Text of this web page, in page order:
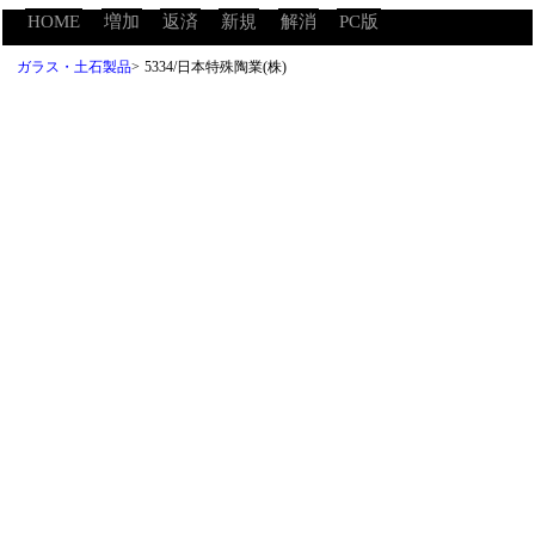
HOME 増加 返済 新規 解消 PC版
ガラス・土石製品> 5334/日本特殊陶業(株)